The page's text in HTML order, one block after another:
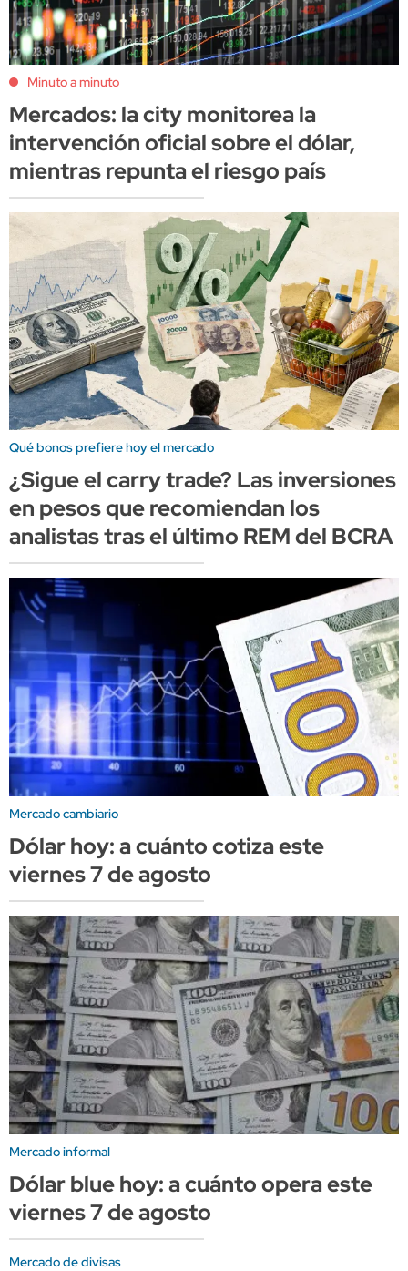
Minuto a minuto
Mercados: la city monitorea la
intervención oficial sobre el dólar,
mientras repunta el riesgo país
Qué bonos prefiere hoy el mercado
¿Sigue el carry trade? Las inversiones
en pesos que recomiendan los
analistas tras el último REM del BCRA
Mercado cambiario
Dólar hoy: a cuánto cotiza este
viernes 7 de agosto
Mercado informal
Dólar blue hoy: a cuánto opera este
viernes 7 de agosto
Mercado de divisas